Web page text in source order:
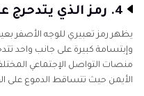
4. رمز الذي يتدحرج على الأرض من الضحك
وإبتسامة كبيرة على جانب واحد
منصات التواصل الإجتماعي
الأيمن حيث تتساقط الدموع على